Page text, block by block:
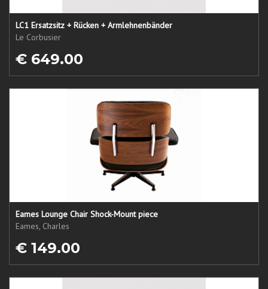
LC1 Ersatzsitz + Rücken + Armlehnenbänder
Le Corbusier
€ 649.00
Eames Lounge Chair Shock-Mount piece
Eames, Charles
€ 149.00